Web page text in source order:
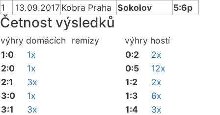
1
13.09.2017 Kobra Praha Sokolov 5:6p
Četnost výsledků
výhry domácích remízy výhry hostí
1:0
1x
2:0
1x
2:1
3x
3:0
1x
3:1
3x
0:2
2x
0:5
12x
1:2
2x
1:3
6x
1:4
3x